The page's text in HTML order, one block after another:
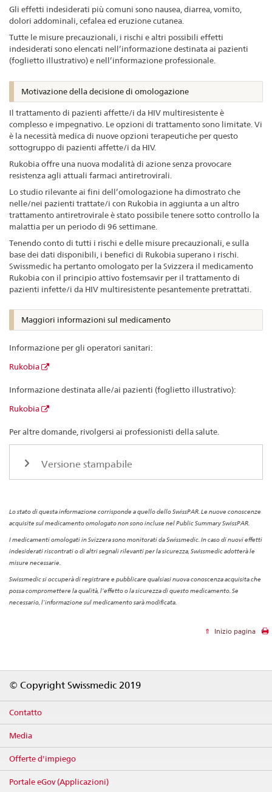
Gli effetti indesiderati più comuni sono nausea, diarrea, vomito,
dolori addominali, cefalea ed eruzione cutanea.
Tutte le misure precauzionali, i rischi e altri possibili effetti
indesiderati sono elencati nell’informazione destinata ai pazienti
(foglietto illustrativo) e nell’informazione professionale.
Motivazione della decisione di omologazione
Il trattamento di pazienti affette/i da HIV multiresistente è
complesso e impegnativo. Le opzioni di trattamento sono limitate. Vi
è la necessità medica di nuove opzioni terapeutiche per questo
sottogruppo di pazienti affette/i da HIV.
Rukobia offre una nuova modalità di azione senza provocare
resistenza agli attuali farmaci antiretrovirali.
Lo studio rilevante ai fini dell’omologazione ha dimostrato che
nelle/nei pazienti trattate/i con Rukobia in aggiunta a un altro
trattamento antiretrovirale è stato possibile tenere sotto controllo la
malattia per un periodo di 96 settimane.
Tenendo conto di tutti i rischi e delle misure precauzionali, e sulla
base dei dati disponibili, i benefici di Rukobia superano i rischi.
Swissmedic ha pertanto omologato per la Svizzera il medicamento
Rukobia con il principio attivo fostemsavir per il trattamento di
pazienti infette/i da HIV multiresistente pesantemente pretrattati.
Maggiori informazioni sul medicamento
Informazione per gli operatori sanitari:
Rukobia
Informazione destinata alle/ai pazienti (foglietto illustrativo):
Rukobia
Per altre domande, rivolgersi ai professionisti della salute.
Versione stampabile
Lo stato di questa informazione corrisponde a quello dello SwissPAR. Le nuove conoscenze
acquisite sul medicamento omologato non sono incluse nel Public Summary SwissPAR.
I medicamenti omologati in Svizzera sono monitorati da Swissmedic. In caso di nuovi effetti
indesiderati riscontrati o di altri segnali rilevanti per la sicurezza, Swissmedic adotterà le
misure necessarie.
Swissmedic si occuperà di registrare e pubblicare qualsiasi nuova conoscenza acquisita che
possa compromettere la qualità, l’effetto o la sicurezza di questo medicamento. Se
necessario, l’informazione sul medicamento sarà modificata.
Inizio pagina
© Copyright Swissmedic 2019
Contatto
Media
Offerte d'impiego
Portale eGov (Applicazioni)